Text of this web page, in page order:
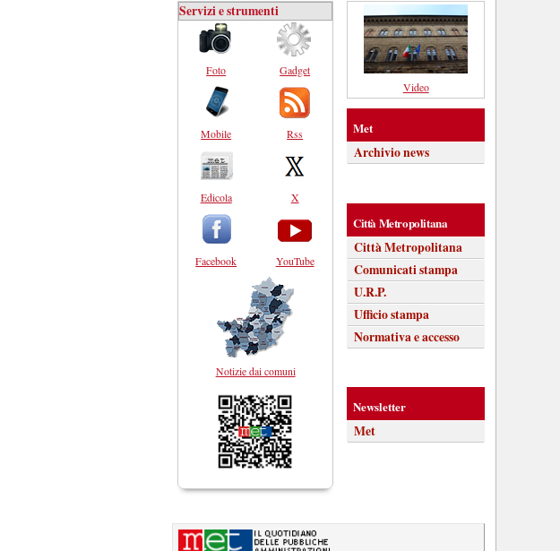
Servizi e strumenti
Foto
Mobile
Edicola
Facebook
Gadget
Rss
X
YouTube
Notizie dai comuni
Video
Met
Archivio news
Città Metropolitana
Città Metropolitana
Comunicati stampa
U.R.P.
Ufficio stampa
Normativa e accesso
Newsletter
Met